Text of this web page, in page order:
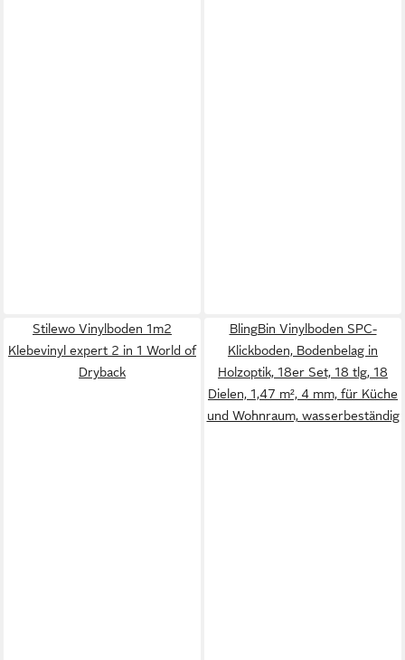
Stilewo Vinylboden 1m2
Klebevinyl expert 2 in 1 World of
Dryback
BlingBin Vinylboden SPC-
Klickboden, Bodenbelag in
Holzoptik, 18er Set, 18 tlg, 18
Dielen, 1,47 m², 4 mm, für Küche
und Wohnraum, wasserbeständig